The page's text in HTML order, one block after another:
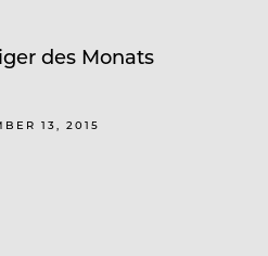
des Monats
13, 2015